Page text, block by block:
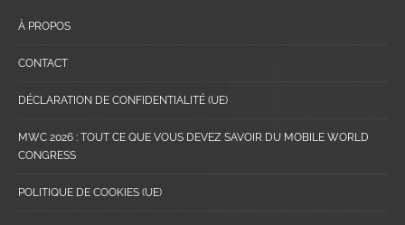
À PROPOS
CONTACT
DÉCLARATION DE CONFIDENTIALITÉ (UE)
MWC 2026 : TOUT CE QUE VOUS DEVEZ SAVOIR DU MOBILE WORLD
CONGRESS
POLITIQUE DE COOKIES (UE)